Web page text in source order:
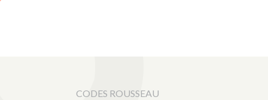
CODES ROUSSEAU